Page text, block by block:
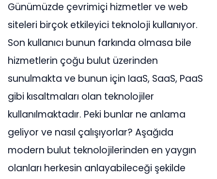
Günümüzde çevrimiçi hizmetler ve web
siteleri birçok etkileyici teknoloji kullanıyor.
Son kullanıcı bunun farkında olmasa bile
hizmetlerin çoğu bulut üzerinden
sunulmakta ve bunun için IaaS, SaaS, PaaS
gibi kısaltmaları olan teknolojiler
kullanılmaktadır. Peki bunlar ne anlama
geliyor ve nasıl çalışıyorlar? Aşağıda
modern bulut teknolojilerinden en yaygın
olanları herkesin anlayabileceği şekilde